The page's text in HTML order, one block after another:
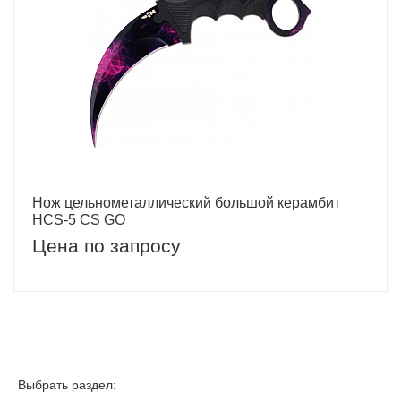
Нож цельнометаллический большой керамбит
HCS-5 CS GO
Цена по запросу
Выбрать раздел: